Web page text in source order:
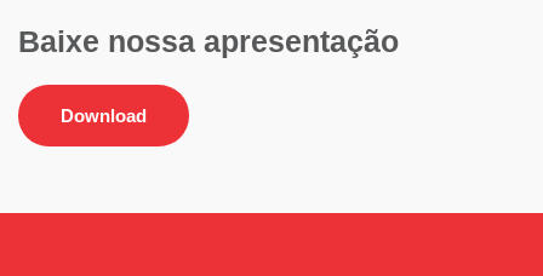
Baixe nossa apresentação
Download